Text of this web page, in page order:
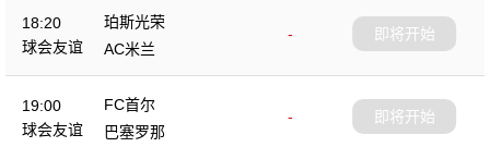
18:20
球会友谊
珀斯光荣
-
AC米兰
即将开始
19:00
球会友谊
FC首尔
-
巴塞罗那
即将开始